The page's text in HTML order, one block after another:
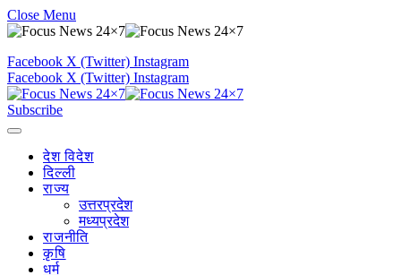
Close Menu
Facebook X (Twitter) Instagram
Facebook X (Twitter) Instagram
Subscribe
देश विदेश
दिल्ली
राज्य
उत्तरप्रदेश
मध्यप्रदेश
राजनीति
कृषि
धर्म